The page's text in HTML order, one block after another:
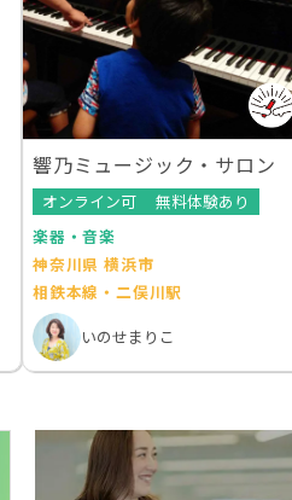
響乃ミュージック・サロン
オンライン可
無料体験あり
楽器・音楽
神奈川県 横浜市
相鉄本線・二俣川駅
いのせまりこ